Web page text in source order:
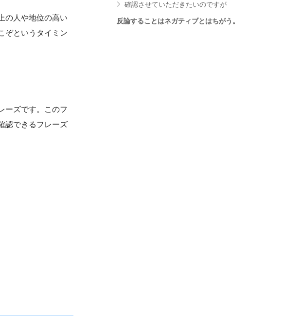
の人や地位の高い
ぞというタイミン
ーズです。このフ
認できるフレーズ
確認させていただきたいのですが
反論することはネガティブとはちがう。